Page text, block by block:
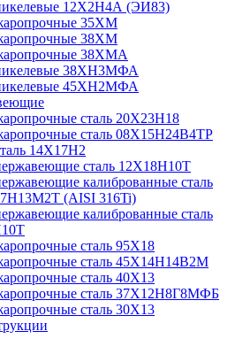
12Х2Н4А (ЭИ83)
35ХМ
38ХМ
38ХМА
38XH3MФА
45ХН2МФА
сталь 20Х23Н18
сталь 08Х15Н24В4ТР
14Х17Н2
сталь 12Х18Н10Т
калиброванные сталь
(AISI 316Ti)
калиброванные сталь
сталь 95Х18
сталь 45Х14Н14В2М
сталь 40Х13
сталь 37Х12Н8Г8МФБ
сталь 30Х13